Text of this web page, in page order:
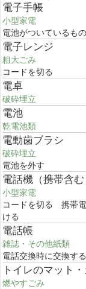
電子手帳
小型家電
電池がついているも
電子レンジ
粗大ごみ
コードを切る
電卓
破砕埋立
電池
乾電池類
電動歯ブラシ
破砕埋立
電池を外す
電話機（携帯含む
小型家電
コードを切る 携帯
ける
電話帳
雑誌・その他紙類
電話交換時に交換す
トイレのマット
燃やすごみ